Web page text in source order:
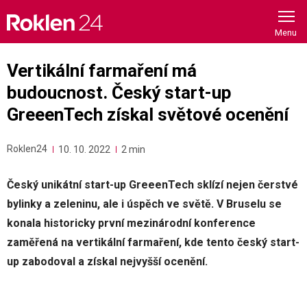
content
Vertikální farmaření má
budoucnost. Český start-up
GreeenTech získal světové ocenění
Roklen24 10. 10. 2022 2 min
Český unikátní start-up GreeenTech sklízí nejen čerstvé
bylinky a zeleninu, ale i úspěch ve světě. V Bruselu se
konala historicky první mezinárodní konference
zaměřená na vertikální farmaření, kde tento český start-
up zabodoval a získal nejvyšší ocenění.